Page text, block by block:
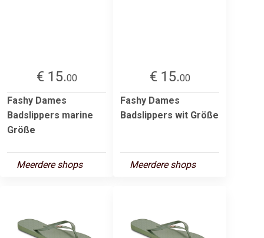
€ 15.00
Fashy Dames
Badslippers marine
Größe
Meerdere shops
€ 15.00
Fashy Dames
Badslippers wit Größe
Meerdere shops